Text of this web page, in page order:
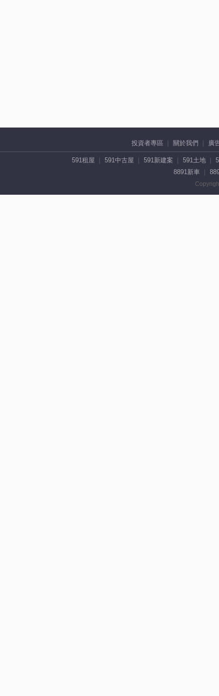
投資者專區 關於我們 廣
591租屋 591中古屋 591新建案 591土地
8891新車